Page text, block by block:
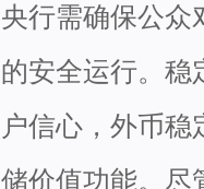
央行需确保公众
的安全运行。稳
户信心，外币
储价值功能。尽